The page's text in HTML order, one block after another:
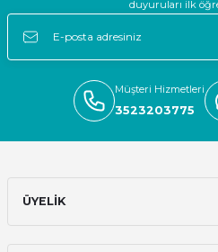
kargolama alışverişimden memnun
Deneyimini Paylaş
duyuruları ilk
Müşteri Hizmetleri
3523203775
ÜYELİK